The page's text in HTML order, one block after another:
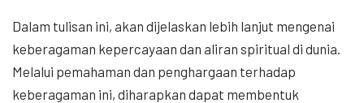
Dalam tulisan ini, akan dijelaskan lebih lanjut mengenai
keberagaman kepercayaan dan aliran spiritual di dunia.
Melalui pemahaman dan penghargaan terhadap
keberagaman ini, diharapkan dapat membentuk